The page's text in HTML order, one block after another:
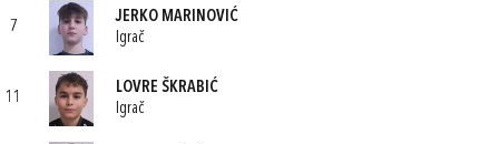
7
JERKO MARINOVIĆ
Igrač
11
LOVRE ŠKRABIĆ
Igrač